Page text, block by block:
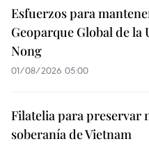
Esfuerzos para
Geoparque Global de la
Nong
01/08/2026 05:00
Filatelia para preservar
soberanía de Vietnam